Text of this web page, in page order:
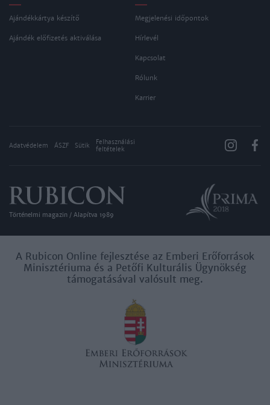
Ajándékkártya készítő
Ajándék előfizetés aktiválása
Megjelenési időpontok
Hírlevél
Kapcsolat
Rólunk
Karrier
Adatvédelem ÁSZF Sütik
Felhasználási
feltételek
Történelmi magazin / Alapítva 1989
A Rubicon Online fejlesztése az Emberi Erőforrások
Minisztériuma és a Petőfi Kulturális Ügynökség
támogatásával valósult meg.